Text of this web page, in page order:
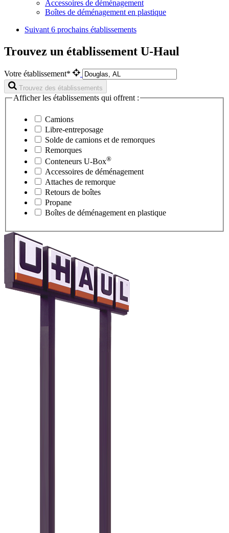
Accessoires de déménagement
Boîtes de déménagement en plastique
Suivant6 prochains établissements
Trouvez un établissement U-Haul
Votre établissement*
Trouvez des établissements
Afficher les établissements qui offrent :
Camions
Libre-entreposage
Solde de camions et de remorques
Remorques
Conteneurs U-Box®
Accessoires de déménagement
Attaches de remorque
Retours de boîtes
Propane
Boîtes de déménagement en plastique